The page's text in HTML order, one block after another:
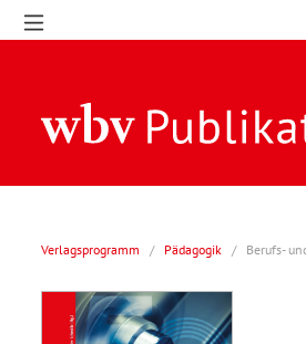
Verlagsprogramm / Pädagogik / Berufs-